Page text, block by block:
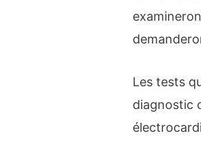
Les tests
diagnostic